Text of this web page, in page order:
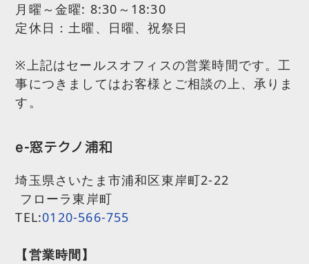
月曜～金曜: 8:30～18:30
定休日：土曜、日曜、祝祭日
※上記はセールスオフィスの営業時間です。工
事につきましてはお客様とご相談の上、承りま
す。
e-窓テクノ浦和
埼玉県さいたま市浦和区東岸町2-22
フローラ東岸町
TEL:0120-566-755
【営業時間】